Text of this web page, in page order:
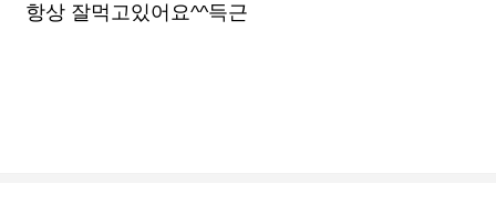
항상 잘먹고있어요^^득근